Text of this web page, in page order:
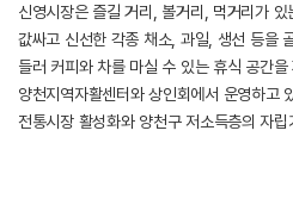
신영시장은 즐길 거리, 볼거리, 먹거리가
값싸고 신선한 각종 채소, 과일, 생선 등을
들러 커피와 차를 마실 수 있는 휴식 공간
양천지역자활센터와 상인회에서 운영하고
전통시장 활성화와 양천구 저소득층의 자
하늘문화센터에서는 주민들에게 취미생활